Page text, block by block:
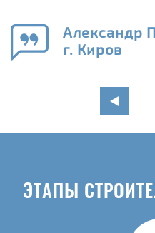
Александр
г. Киров
ЭТАПЫ